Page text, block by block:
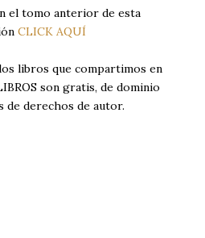
el tomo anterior de esta
CLICK AQUÍ
libros que compartimos en
son gratis, de dominio
de derechos de autor.